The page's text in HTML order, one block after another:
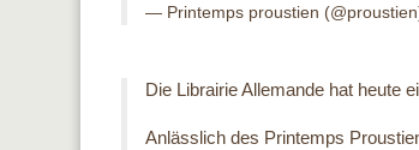
— Printemps proustien
Die Librairie Allemande hat heute
Anlässlich des Printemps